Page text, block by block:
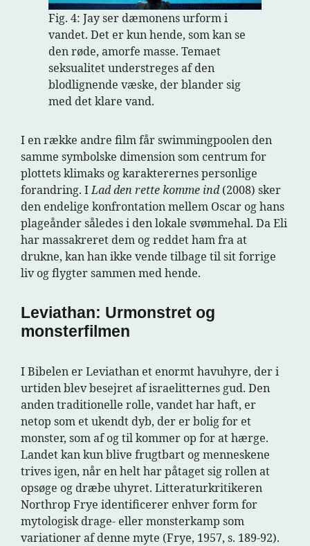
Fig. 4: Jay ser dæmonens urform i
vandet. Det er kun hende, som kan se
den røde, amorfe masse. Temaet
seksualitet understreges af den
blodlignende væske, der blander sig
med det klare vand.
I en række andre film får swimmingpoolen den
samme symbolske dimension som centrum for
plottets klimaks og karakterernes personlige
forandring. ILad den rette komme ind(2008) sker
den endelige konfrontation mellem Oscar og hans
plageånder således i den lokale svømmehal. Da Eli
har massakreret dem og reddet ham fra at
drukne, kan han ikke vende tilbage til sit forrige
liv og flygter sammen med hende.
Leviathan: Urmonstret og
monsterfilmen
I Bibelen er Leviathan et enormt havuhyre, der i
urtiden blev besejret af israelitternes gud. Den
anden traditionelle rolle, vandet har haft, er
netop som et ukendt dyb, der er bolig for et
monster, som af og til kommer op for at hærge.
Landet kan kun blive frugtbart og menneskene
trives igen, når en helt har påtaget sig rollen at
opsøge og dræbe uhyret. Litteraturkritikeren
Northrop Frye identificerer enhver form for
mytologisk drage- eller monsterkamp som
variationer af denne myte (Frye, 1957, s. 189-92).